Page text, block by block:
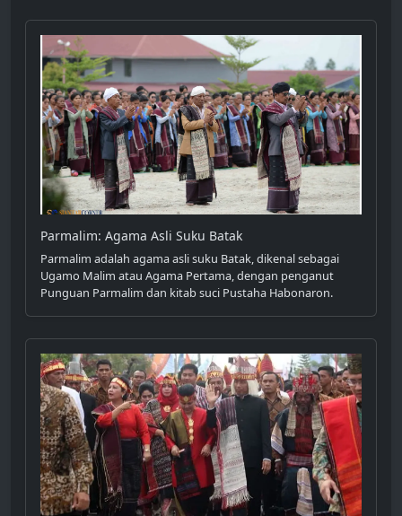
Parmalim: Agama Asli Suku Batak
Parmalim adalah agama asli suku Batak, dikenal sebagai
Ugamo Malim atau Agama Pertama, dengan penganut
Punguan Parmalim dan kitab suci Pustaha Habonaron.